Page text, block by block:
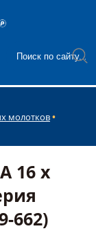
молотков
16 х
662)